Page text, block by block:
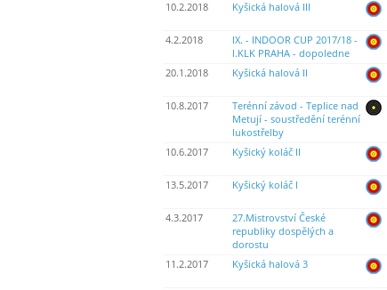
10.2.2018 Kyšická halová III
4.2.2018
IX. - INDOOR CUP 2017/18 -
I.KLK PRAHA - dopoledne
20.1.2018
Kyšická halová II
10.8.2017
Terénní závod - Teplice nad
Metují - soustředění terénní
lukostřelby
10.6.2017 Kyšický koláč II
13.5.2017
Kyšický koláč I
4.3.2017
27.Mistrovství České
republiky dospělých a
dorostu
11.2.2017 Kyšická halová 3